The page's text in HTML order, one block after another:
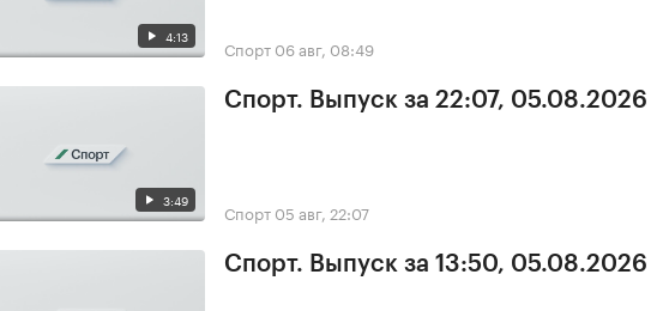
4:13 Спорт 06 авг, 08:49
3:49
Спорт. Выпуск за 22:07, 05.08.2026
Спорт 05 авг, 22:07
Спорт. Выпуск за 13:50, 05.08.2026